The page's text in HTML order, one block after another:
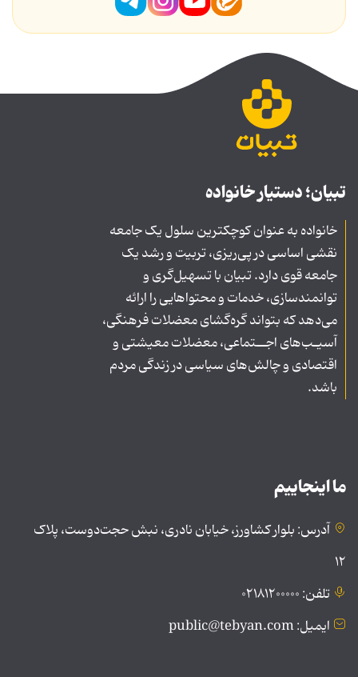
تبیان؛ دستیار خانواده
خانواده به عنوان کوچکترین سلول یک جامعه
نقشی اساسی در پی‌ریزی، تربیت و رشد یک
جامعه قوی دارد. تبیان با تسهیل‌گری و
توانمندسازی، خدمات و محتواهایی را ارائه
می‌دهد که بتواند گره‌گشای معضلات فرهنگی،
آسیـب‌های اجــتماعی، معضلات معیشتی و
اقتصادی و چالش‌های سیاسی در زندگی مردم
باشد.
ما اینجاییم
آدرس: بلوار کشاورز، خیابان نادری، نبش حجت‌دوست، پلاک
۱۲
تلفن: ۰۲۱۸۱۲۰۰۰۰۰
ایمیل: public@tebyan.com